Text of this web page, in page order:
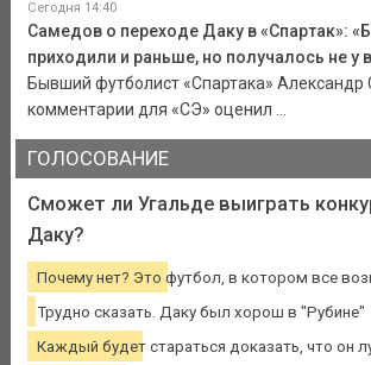
Сегодня 14:40
Самедов о переходе Даку в «Спартак»:
приходили и раньше, но получалось не у
Бывший футболист «Спартака» Александр
комментарии для «СЭ» оценил ...
ГОЛОСОВАНИЕ
Сможет ли Угальде выиграть
Даку?
Почему нет? Это футбол, в котором все
Трудно сказать. Даку был хорош в "Рубине"
Каждый будет стараться доказать, что он